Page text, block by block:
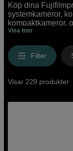
Köp dina
systemkameror,
kompaktkameror,
online och i butik.
instegsmodeller
Visa mer
Filter
Visar 229 produkter